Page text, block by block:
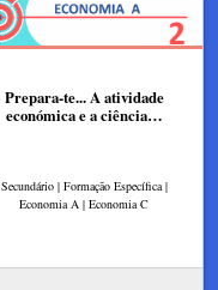
Prepara-te... A atividade
económica e a ciência…
Secundário | Formação Específica |
Economia A | Economia C